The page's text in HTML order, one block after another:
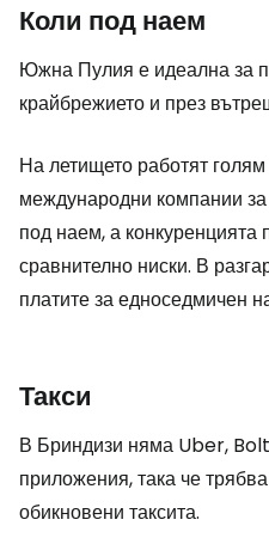
Коли под наем
Южна Пулия е идеална за
крайбрежието и през
На летището работят
международни компании
под наем, а
сравнително ниски. В
платите за едноседмичен
Такси
В Бриндизи няма Uber,
приложения, така че
обикновени таксита.